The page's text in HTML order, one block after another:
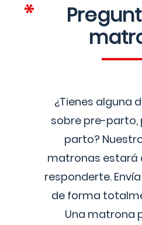
¿Tienes alguna
sobre pre-
parto?
matronas estará
responderte.
de forma
Una matrona